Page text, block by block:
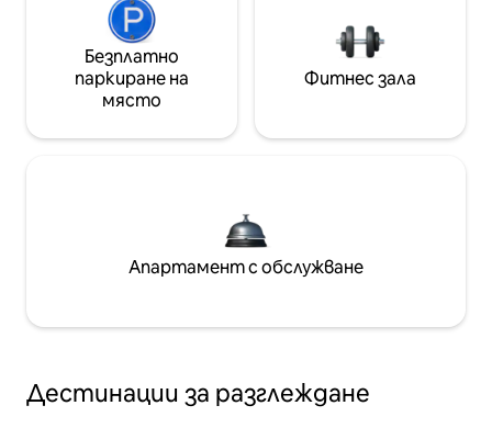
Безплатно
паркиране на
място
Фитнес зала
Апартамент с обслужване
Дестинации за разглеждане